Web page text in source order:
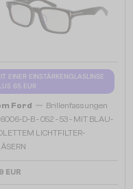
EINER EINSTÄRKENGLASLINSE
65 EUR
Ford — Brillenfassungen
D-B - 052 - 53 - MIT BLAU-
LICHTFILTER-
EUR